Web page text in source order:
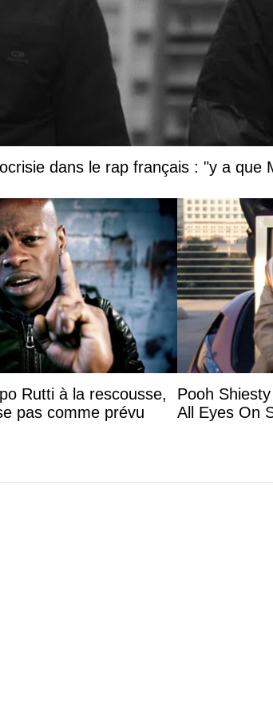
dans le rap français : "y a que
Rutti à la rescousse,
pas comme prévu
Pooh
All Eyes On